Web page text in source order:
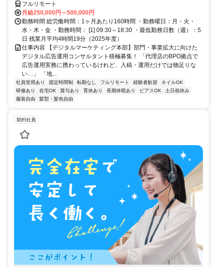
フルリモート
月給250,000円～500,000円
勤務時間 総労働時間：1ヶ月あたり160時間 ・勤務曜日：月・火・
水・木・金 ・勤務時間： [1] 09:30～18:30 ・最低勤務日数（週）：5
日 残業月平均4時間19分（2025年度）
仕事内容 【デジタルマーケティング本部】部門・事業拡大に向けた
デジタル広告運用コンサルタント積極募集！ 「代理店のBPO拠点で
広告運用実務に携わっているけれど、入稿・運用だけでは物足りな
い…」 「地...
社員登用あり 固定時間制 転勤なし フルリモート 経験者歓迎
ネイルOK
研修あり
在宅OK 賞与あり 育休あり 長期休暇あり ピアスOK
土日祝休み
服装自由
髪型・髪色自由
契約社員